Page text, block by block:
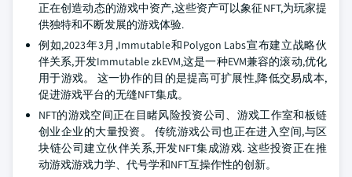
正在创造动态的游戏中资产,这些资产可以象征NFT,为玩家提
供独特和不断发展的游戏体验.
例如,2023年3月,Immutable和Polygon Labs宣布建立战略伙
伴关系,开发Immutable zkEVM,这是一种EVM兼容的滚动,优化
用于游戏。 这一协作的目的是提高可扩展性,降低交易成本,
促进游戏平台的无缝NFT集成。
NFT的游戏空间正在目睹风险投资公司、游戏工作室和板链
创业企业的大量投资。 传统游戏公司也正在进入空间,与区
块链公司建立伙伴关系,开发NFT集成游戏. 这些投资正在推
动游戏游戏力学、代号学和NFT互操作性的创新。